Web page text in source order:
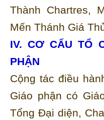
Thành Chartres,
Mến Thánh Giá
IV. CƠ CẤU TỔ
PHẬN
Cộng tác điều
Giáo phận có
Tổng Đại diện,